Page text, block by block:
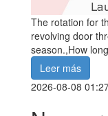
The rotation for
revolving door
season.,How
Leer más
2026-08-08